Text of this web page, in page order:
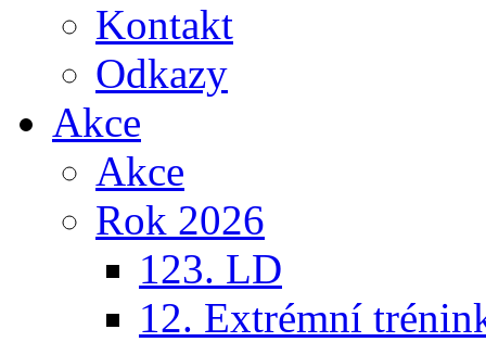
Kontakt
Odkazy
Akce
Akce
Rok 2026
123. LD
12. Extrémní